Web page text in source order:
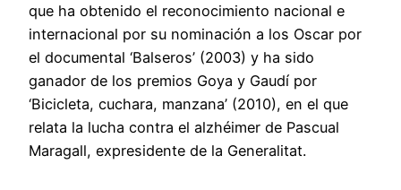
que ha obtenido el reconocimiento nacional e
internacional por su nominación a los Oscar por
el documental ‘Balseros’ (2003) y ha sido
ganador de los premios Goya y Gaudí por
‘Bicicleta, cuchara, manzana’ (2010), en el que
relata la lucha contra el alzhéimer de Pascual
Maragall, expresidente de la Generalitat.